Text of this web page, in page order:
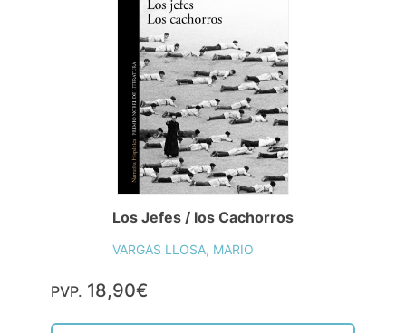
Los Jefes / los Cachorros
VARGAS LLOSA, MARIO
PVP. 18,90€